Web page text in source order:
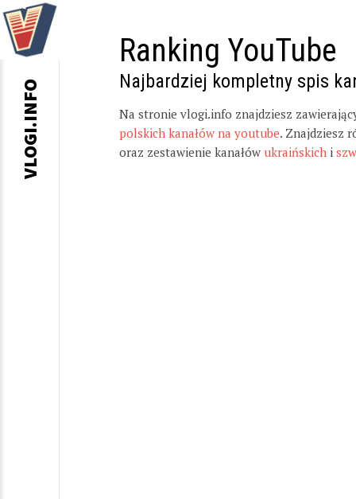
Ranking YouTube
Najbardziej kompletny spis
Na stronie vlogi.info znajdziesz
polskich kanałów na youtube. Znajdziesz
oraz zestawienie kanałów ukraińskich i
VLOGI.INFO